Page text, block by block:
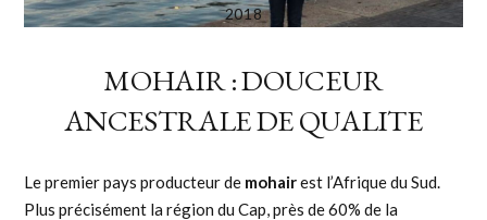
2018
MOHAIR : DOUCEUR
ANCESTRALE DE QUALITE
Le premier pays producteur de mohairest l’Afrique du Sud.
Plus précisément la région du Cap, près de 60% de la